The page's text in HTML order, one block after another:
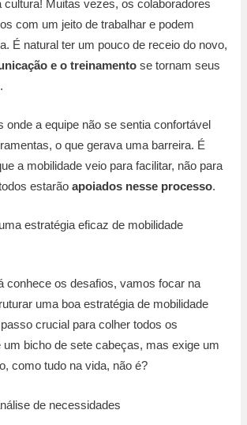
cultura! Muitas vezes, os colaboradores
com um jeito de trabalhar e podem
É natural ter um pouco de receio do novo,
e o treinamento se tornam seus
onde a equipe não se sentia confortável
o que gerava uma barreira. É
a mobilidade veio para facilitar, não para
estarãoapoiados nesse processo.
estratégia eficaz de mobilidade
conhece os desafios, vamos focar na
uma boa estratégia de mobilidade
crucial para colher todos os
um bicho de sete cabeças, mas exige um
como tudo na vida, não é?
de necessidades